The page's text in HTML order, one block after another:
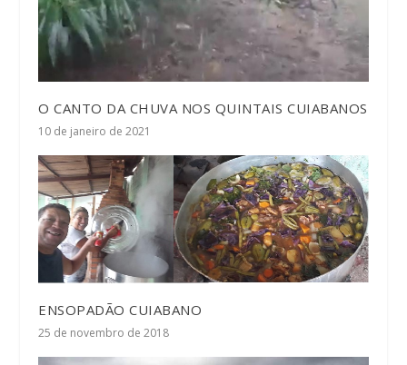
O CANTO DA CHUVA NOS QUINTAIS CUIABANOS
10 de janeiro de 2021
ENSOPADÃO CUIABANO
25 de novembro de 2018